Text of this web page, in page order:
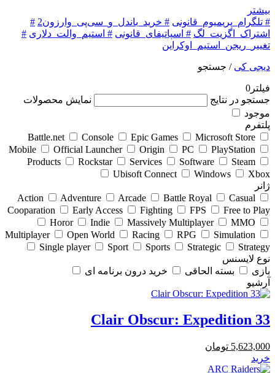
بیشتر
# تلگرام_پریمیوم_قانونی # خرید_باندل_و_سی‌پی_وارزون2
#
اشتراک_اگزیت_لگ # اسپاتیفای_قانونی # استیم_والت_دلاری #
تغییر_ریجن_استیم_اوکراین
دیجی کی / جستجو
فیلتر 0
جستجو در نتایج
نمایش محصولات
موجود
پلتفرم
Battle.net
Console Epic Games
Microsoft Store
Mobile
Official Launcher Origin PC
PlayStation
Products
Rockstar Services Software
Steam
Ubisoft Connect
Windows
Xbox
ژانر
Action
Adventure Arcade Battle Royal
Casual
Cooparation
Early Access Fighting FPS
Free to Play
Horor
Indie Massively Multiplayer
MMO
Multiplayer
Open World Racing RPG
Simulation
Single player
Sport Sports Strategic
Strategy
نوع لایسنس
بازی
بسته الحاقی
خرید درون برنامه ای
آرشیو
Clair Obscur: Expedition 33
5,623,000 تومان
خرید